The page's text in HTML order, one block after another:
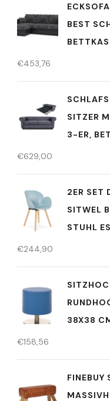
BEST
€453,76
SITZER
3-ER,
€629,00
2ER SET
SITWEL
STUHL
€244,90
38X38
€158,56
FINEBUY